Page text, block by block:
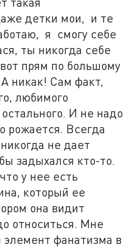
детки мои, и те
я смогу себе
ты никогда себе
прям по большому
никак! Сам факт,
любимого
И не надо
рожается. Всегда
не дает
задыхался кто-то.
у нее есть
который ее
она видит
относиться. Мне
фанатизма в